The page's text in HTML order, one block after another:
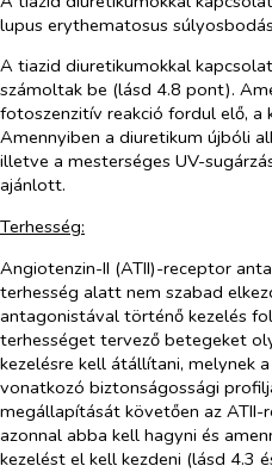
lupus erythematosus
A tiazid diuretikumokkal
számoltak be (lásd 4.8 pont).
fotoszenzitív reakció fordul elő, a
Amennyiben a diuretikum újbóli
illetve a mesterséges UV-
ajánlott.
Terhesség:
Angiotenzin-II (ATII)-receptor
terhesség alatt nem szabad
antagonistával történő kezelés
terhességet tervező betegeket
kezelésre kell átállítani, melynek
vonatkozó biztonságossági
megállapítását követően az
azonnal abba kell hagyni és
kezelést el kell kezdeni (lásd 4.3